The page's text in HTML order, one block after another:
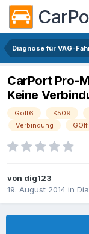
Diagnose für VAG-
CarPort Pro-
Keine
Golf6 K509
Verbindung
GOlf
von dig123
19. August 2014 in